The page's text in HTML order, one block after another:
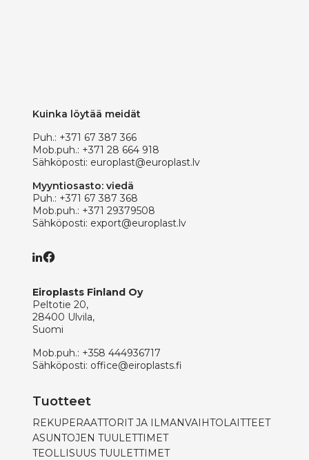
Kuinka löytää meidät
Puh.: +371 67 387 366
Mob.puh.: +371 28 664 918
Sähköposti: europlast@europlast.lv
Myyntiosasto: viedä
Puh.: +371 67 387 368
Mob.puh.: +371 29379508
Sähköposti: export@europlast.lv
Eiroplasts Finland Oy
Peltotie 20,
28400 Ulvila,
Suomi
Mob.puh.: +358 444936717
Sähköposti: office@eiroplasts.fi
Tuotteet
REKUPERAATTORIT JA ILMANVAIHTOLAITTEET
ASUNTOJEN TUULETTIMET
TEOLLISUUS TUULETTIMET